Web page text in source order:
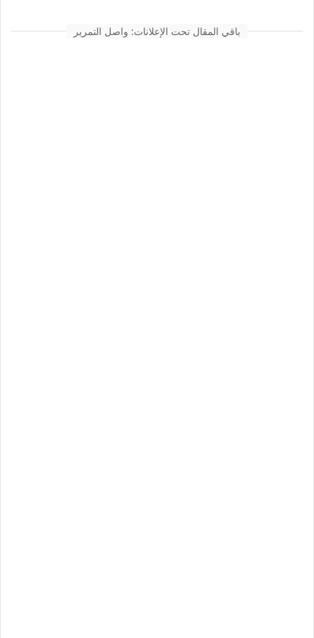
باقي المقال تحت الإعلانات: واصل التمرير